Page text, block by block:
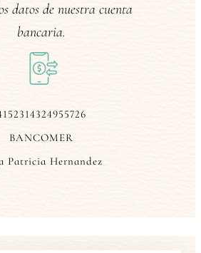
datos de nuestra cuenta
bancaria.
BANCOMER
Patricia Hernandez